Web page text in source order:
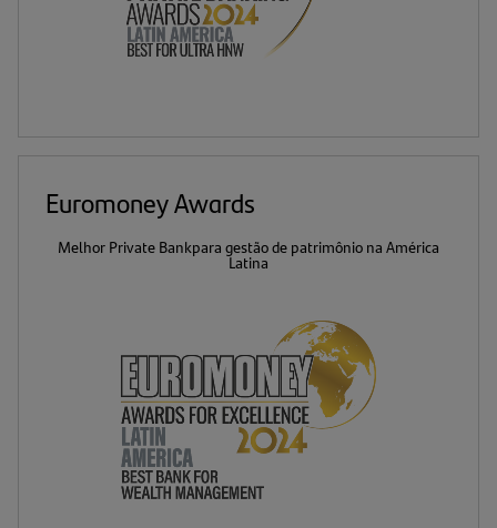
Euromoney Awards
Melhor Private Bankpara gestão de patrimônio na América
Latina